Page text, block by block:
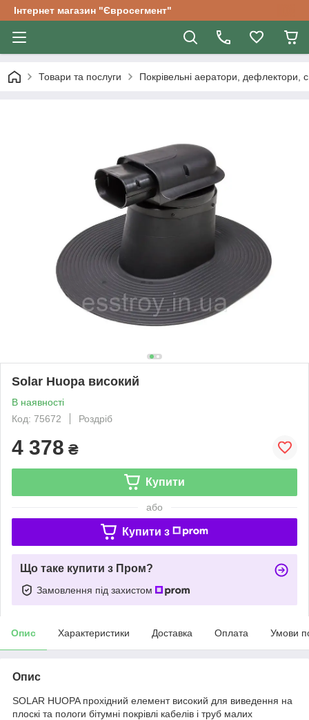
Інтернет магазин "Євросегмент"
Товари та послуги Покрівельні аератори, дефлектори,
Solar Huopa високий
В наявності
Код: 75672
Роздріб
4 378 ₴
Купити
або
Купити з
Що таке купити з Пром?
Замовлення під захистом
Опис Характеристики Доставка Оплата Умови
Опис
SOLAR HUOPA прохідний елемент високий для виведення на
плоскі та пологи бітумні покрівлі кабелів і труб малих